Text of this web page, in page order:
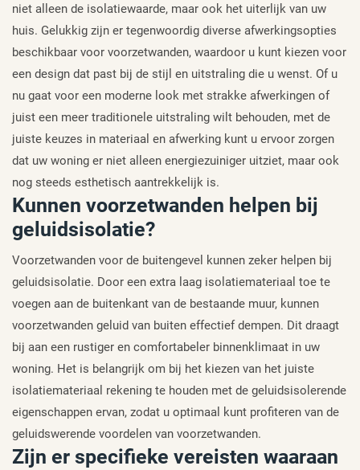
niet alleen de isolatiewaarde, maar ook het uiterlijk van uw
huis. Gelukkig zijn er tegenwoordig diverse afwerkingsopties
beschikbaar voor voorzetwanden, waardoor u kunt kiezen voor
een design dat past bij de stijl en uitstraling die u wenst. Of u
nu gaat voor een moderne look met strakke afwerkingen of
juist een meer traditionele uitstraling wilt behouden, met de
juiste keuzes in materiaal en afwerking kunt u ervoor zorgen
dat uw woning er niet alleen energiezuiniger uitziet, maar ook
nog steeds esthetisch aantrekkelijk is.
Kunnen voorzetwanden helpen bij
geluidsisolatie?
Voorzetwanden voor de buitengevel kunnen zeker helpen bij
geluidsisolatie. Door een extra laag isolatiemateriaal toe te
voegen aan de buitenkant van de bestaande muur, kunnen
voorzetwanden geluid van buiten effectief dempen. Dit draagt
bij aan een rustiger en comfortabeler binnenklimaat in uw
woning. Het is belangrijk om bij het kiezen van het juiste
isolatiemateriaal rekening te houden met de geluidsisolerende
eigenschappen ervan, zodat u optimaal kunt profiteren van de
geluidswerende voordelen van voorzetwanden.
Zijn er specifieke vereisten waaraan